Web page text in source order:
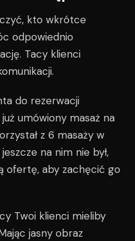
kto wkrótce
odpowiednio
Tacy klienci
do rezerwacji
umówiony masaż na
z 6 masaży w
na nim nie był,
ofertę, aby zachęcić go
Twoi klienci mieliby
jasny obraz